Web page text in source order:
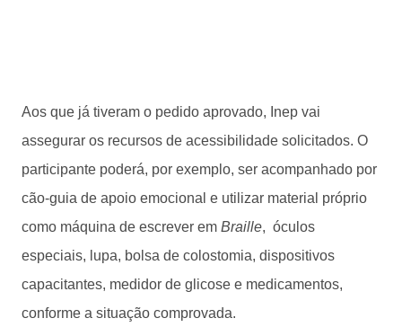
Aos que já tiveram o pedido aprovado, Inep vai
assegurar os recursos de acessibilidade solicitados. O
participante poderá, por exemplo, ser acompanhado por
cão-guia de apoio emocional e utilizar material próprio
como máquina de escrever em Braille, óculos
especiais, lupa, bolsa de colostomia, dispositivos
capacitantes, medidor de glicose e medicamentos,
conforme a situação comprovada.